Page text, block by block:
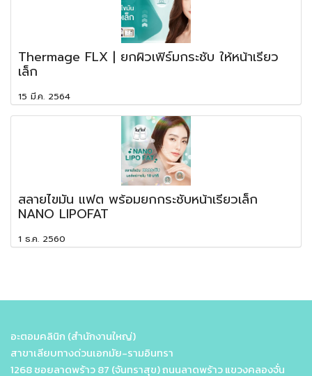
Thermage FLX | ยกผิวเฟิร์มกระชับ ให้หน้าเรียว
เล็ก
15 มี.ค. 2564
สลายไขมัน แฟต พร้อมยกกระชับหน้าเรียวเล็ก
NANO LIPOFAT
1 ธ.ค. 2560
อะตอมคลินิก (สำนักงานใหญ่)
สาขาเลียบทางด่วนเอกมัย-รามอินทรา
1268 ซอยลาดพร้าว 87 (จันทราสุข) ถนนลาดพร้าว แขวงคลองจั่น